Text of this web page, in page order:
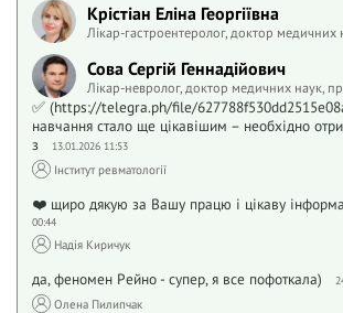
Крістіан Еліна Георгіївна
Лікар-гастроентеролог, доктор
Сова Сергій Геннадійович
Лікар-невролог, доктор медичних наук,
✅ (https://telegra.ph/file/
навчання стало ще цікавішим – необхідно
з
13.01.2026 11:53
Інститут ревматології
❤️ щиро дякую за Вашу працю і цікаву
00:44
Надія Киричук
да, феномен Рейно - супер, я все пофоткала)
Олена Пилипчак